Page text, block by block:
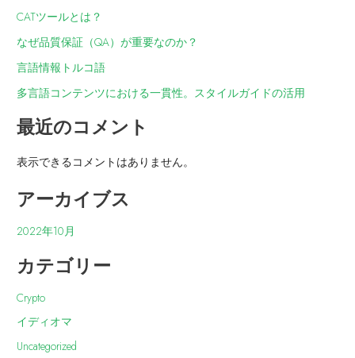
CATツールとは？
なぜ品質保証（QA）が重要なのか？
言語情報トルコ語
多言語コンテンツにおける一貫性。スタイルガイドの活用
最近のコメント
表示できるコメントはありません。
アーカイブス
2022年10月
カテゴリー
Crypto
イディオマ
Uncategorized